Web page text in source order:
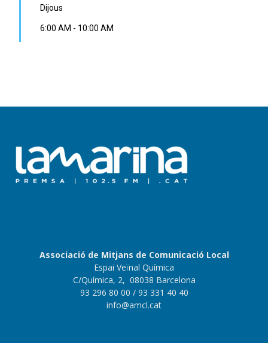
Dijous
6:00 AM - 10:00 AM
Associació de Mitjans de Comunicació Local
Espai Veïnal Química
C/Química, 2, 08038 Barcelona
93 296 80 00 / 93 331 40 40
info@amcl.cat